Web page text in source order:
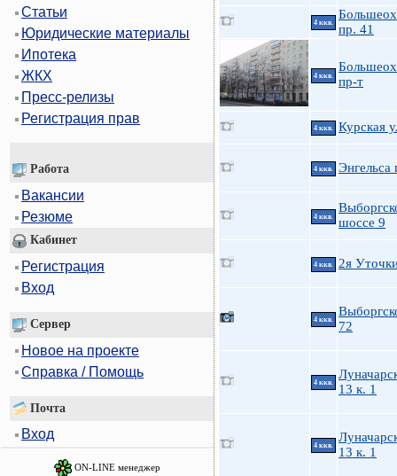
Статьи
Юридические материалы
Ипотека
ЖКХ
Пресс-релизы
Регистрация прав
Работа
Вакансии
Резюме
Кабинет
Регистрация
Вход
Сервер
Новое на проекте
Справка / Помощь
Почта
Вход
ON-LINE менеджер
4 ккв.
пр. 41
4 ккв.
пр-т
4 ккв. Курская
4 ккв. Энгельса
4 ккв.
шоссе 9
4 ккв. 2я
4 ккв.
72
4 ккв.
13 к. 1
4 ккв.
13 к. 1